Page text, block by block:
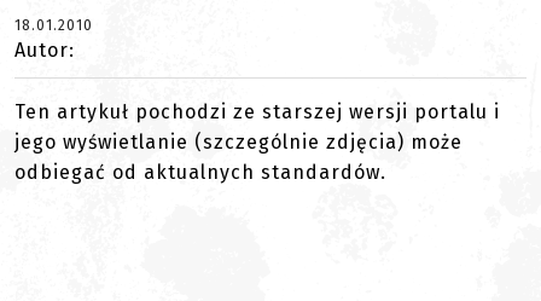
18.01.2010
Autor:
Ten artykuł pochodzi ze starszej wersji portalu i
jego wyświetlanie (szczególnie zdjęcia) może
odbiegać od aktualnych standardów.